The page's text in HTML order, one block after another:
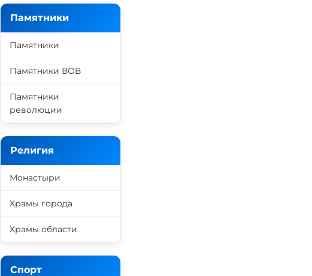
Памятники
Памятники
Памятники ВОВ
Памятники
революции
Религия
Монастыри
Храмы города
Храмы области
Спорт